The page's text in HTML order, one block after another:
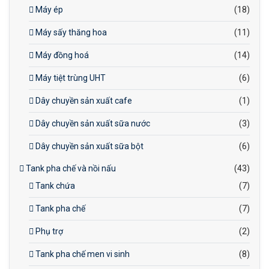
Máy ép (18)
Máy sấy thăng hoa (11)
Máy đồng hoá (14)
Máy tiệt trùng UHT (6)
Dây chuyền sản xuất cafe (1)
Dây chuyền sản xuất sữa nước (3)
Dây chuyền sản xuất sữa bột (6)
Tank pha chế và nồi nấu
(43)
Tank chứa
(7)
Tank pha chế (7)
Phụ trợ (2)
Tank pha chế men vi sinh (8)